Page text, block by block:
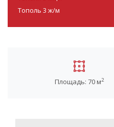
Тополь 3 ж/м
Площадь: 70 м2